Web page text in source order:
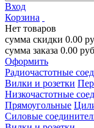
Вход
Корзина
Нет товаров
сумма скидки 0.00
сумма заказа 0.00
Оформить
Радиочастотные
Вилки и розетки
Низкочастотные
Прямоугольные
Силовые